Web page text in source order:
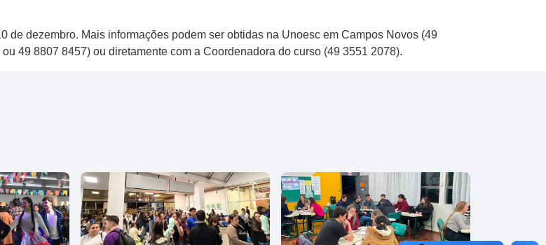
de dezembro. Mais informações podem ser obtidas na Unoesc em Campos Novos (49
49 8807 8457) ou diretamente com a Coordenadora do curso (49 3551 2078).